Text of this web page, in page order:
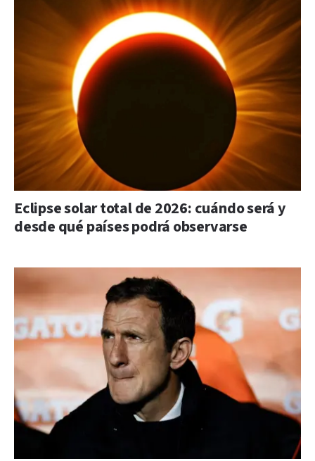
Eclipse solar total de 2026: cuándo será y
desde qué países podrá observarse